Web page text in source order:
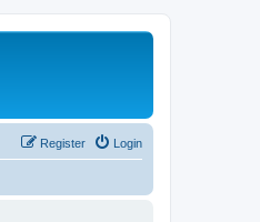
Login
Register